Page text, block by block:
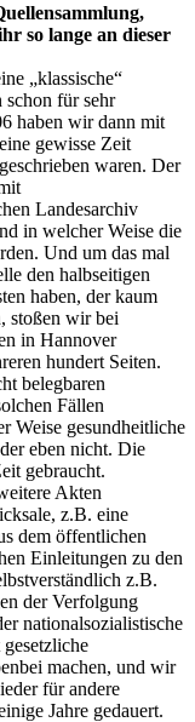
so lange an dieser
„klassische“
für sehr
haben wir dann mit
gewisse Zeit
waren. Der
Landesarchiv
in welcher Weise die
Und um das mal
den halbseitigen
haben, der kaum
stoßen wir bei
in Hannover
hundert Seiten.
belegbaren
Fällen
Weise gesundheitliche
eben nicht. Die
gebraucht.
Akten
z.B. eine
dem öffentlichen
Einleitungen zu den
z.B.
der Verfolgung
nationalsozialistische
machen, und wir
für andere
Jahre gedauert.